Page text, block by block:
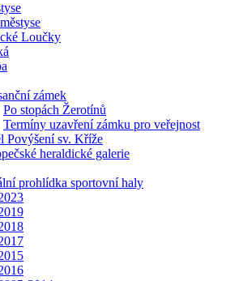
Loučky
zámek
Po stopách Žerotínů
Termíny uzavření zámku pro veřejnost
Povýšení sv. Kříže
heraldické galerie
prohlídka sportovní haly